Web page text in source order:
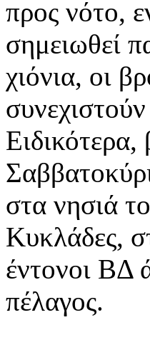
προς νότο,
σημειωθεί
χιόνια, οι
στα νησιά
Κυκλάδες,
έντονοι ΒΔ
πέλαγος.